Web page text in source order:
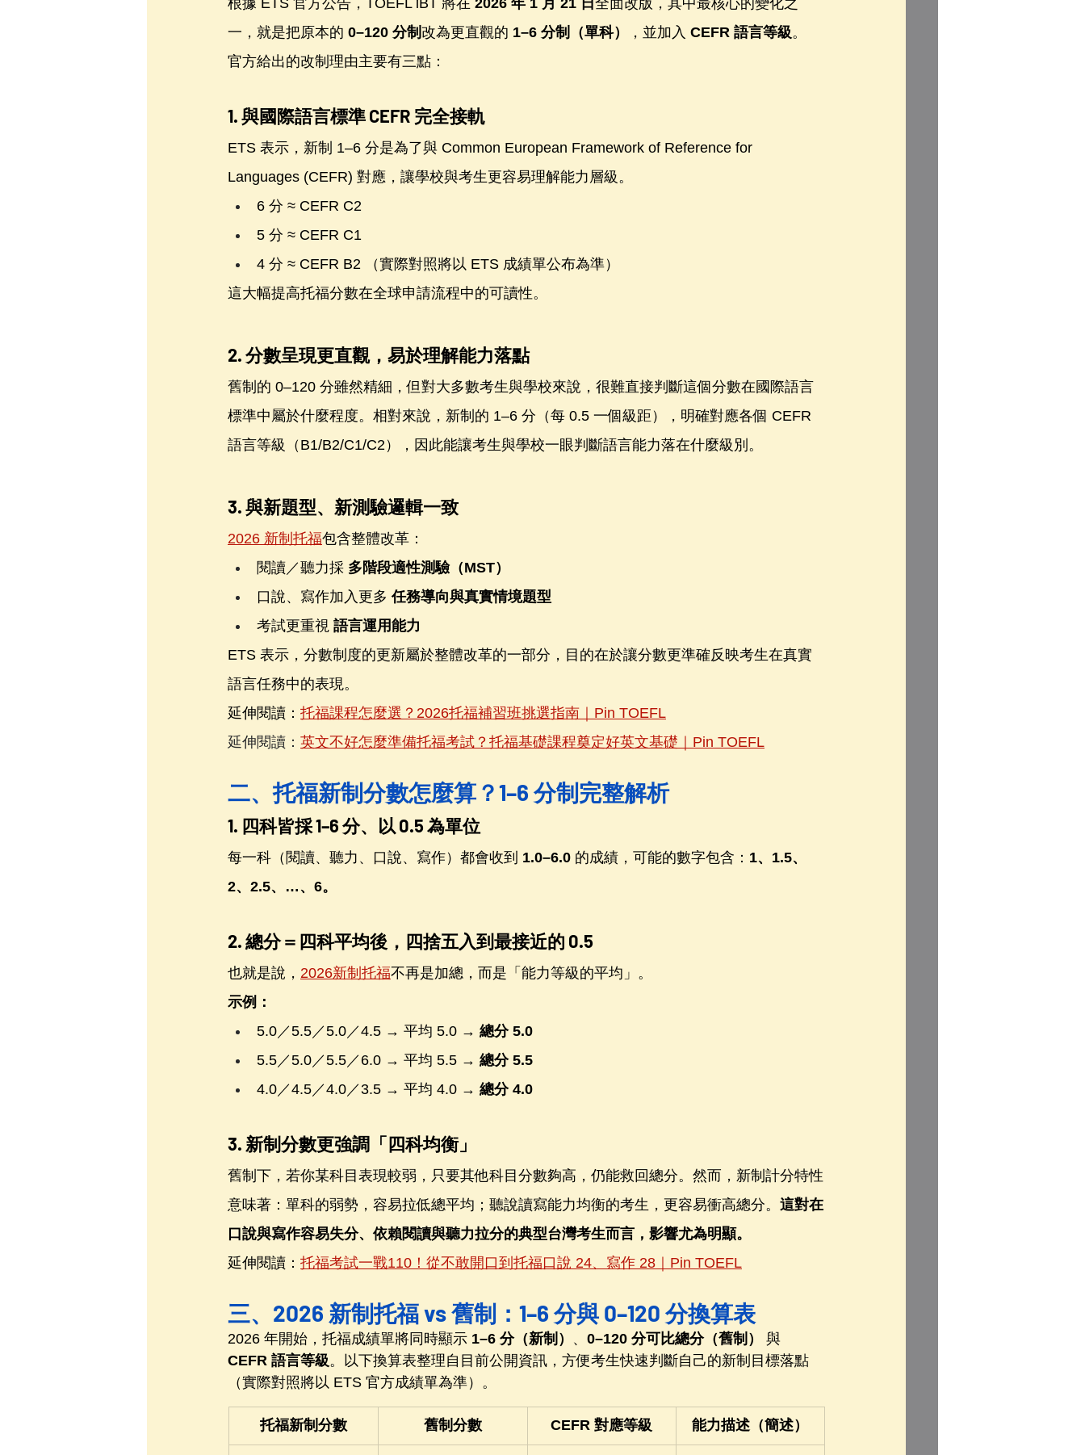
根據 ETS 官方公告，TOEFL iBT 將在 2026 年 1 月 21 日 全面改版，其中最核心的變化之
一，就是把原本的 0–120 分制 改為更直觀的 1–6 分制（單科） ，並加入 CEFR 語言等級。
官方給出的改制理由主要有三點：
1. 與國際語言標準 CEFR 完全接軌
ETS 表示，新制 1–6 分是為了與 Common European Framework of Reference for
Languages (CEFR) 對應，讓學校與考生更容易理解能力層級。
6 分 ≈ CEFR C2
5 分 ≈ CEFR C1
4 分 ≈ CEFR B2 （實際對照將以 ETS 成績單公布為準）
這大幅提高托福分數在全球申請流程中的可讀性。
2. 分數呈現更直觀，易於理解能力落點
舊制的 0–120 分雖然精細，但對大多數考生與學校來說，很難直接判斷這個分數在國際語言
標準中屬於什麼程度。相對來說，新制的 1–6 分（每 0.5 一個級距），明確對應各個 CEFR
語言等級（B1/B2/C1/C2），因此能讓考生與學校一眼判斷語言能力落在什麼級別。
3. 與新題型、新測驗邏輯一致
2026 新制托福包含整體改革：
閱讀／聽力採 多階段適性測驗（MST）
口說、寫作加入更多 任務導向與真實情境題型
考試更重視 語言運用能力
ETS 表示，分數制度的更新屬於整體改革的一部分，目的在於讓分數更準確反映考生在真實
語言任務中的表現。
延伸閱讀： 托福課程怎麼選？2026托福補習班挑選指南｜Pin TOEFL
延伸閱讀： 英文不好怎麼準備托福考試？托福基礎課程奠定好英文基礎｜Pin TOEFL
二、托福新制分數怎麼算？1–6 分制完整解析
1. 四科皆採 1–6 分、以 0.5 為單位
每一科（閱讀、聽力、口說、寫作）都會收到 1.0–6.0 的成績，可能的數字包含： 1、1.5、
2、2.5、…、6。
2. 總分＝四科平均後，四捨五入到最接近的 0.5
也就是說， 2026新制托福不再是加總，而是「能力等級的平均」。
示例：
5.0／5.5／5.0／4.5 → 平均 5.0 → 總分 5.0
5.5／5.0／5.5／6.0 → 平均 5.5 → 總分 5.5
4.0／4.5／4.0／3.5 → 平均 4.0 → 總分 4.0
3. 新制分數更強調「四科均衡」
舊制下，若你某科目表現較弱，只要其他科目分數夠高，仍能救回總分。然而，新制計分特性
意味著：單科的弱勢，容易拉低總平均；聽說讀寫能力均衡的考生，更容易衝高總分。 這對在
口說與寫作容易失分、依賴閱讀與聽力拉分的典型台灣考生而言，影響尤為明顯。
延伸閱讀： 托福考試一戰110！從不敢開口到托福口說 24、寫作 28｜Pin TOEFL
三、2026 新制托福 vs 舊制：1–6 分與 0–120 分換算表
2026 年開始，托福成績單將同時顯示 1–6 分（新制） 、 0–120 分可比總分（舊制）
與
CEFR 語言等級。以下換算表整理自目前公開資訊，方便考生快速判斷自己的新制目標落點
（實際對照將以 ETS 官方成績單為準）。
托福新制分數 舊制分數 CEFR 對應等級 能力描述（簡述）